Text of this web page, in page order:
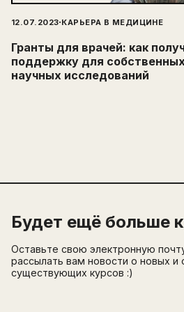
12.07.2023·КАРЬЕРА В МЕДИЦИНЕ
Гранты для врачей: как
поддержку для
научных исследований
Будет ещё больше
Оставьте свою электронную
рассылать вам новости о новых и
существующих курсов :)